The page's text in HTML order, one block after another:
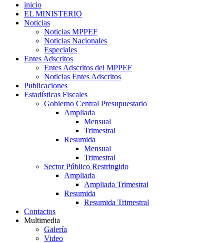
inicio
EL MINISTERIO
Noticias
Noticias MPPEF
Noticias Nacionales
Especiales
Entes Adscritos
Entes Adscritos del MPPEF
Noticias Entes Adscritos
Publicaciones
Estadísticas Fiscales
Gobierno Central Presupuestario
Ampliada
Mensual
Trimestral
Resumida
Mensual
Trimestral
Sector Público Restringido
Ampliada
Ampliada Trimestral
Resumida
Resumida Trimestral
Contactos
Multimedia
Galería
Video